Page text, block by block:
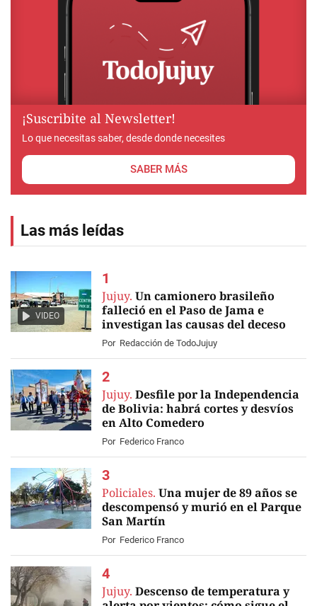
¡Suscribite al Newsletter!
Lo que necesitas saber, desde donde necesites
SABER MÁS
Las más leídas
VIDEO
Jujuy. Un camionero brasileño
falleció en el Paso de Jama e
investigan las causas del deceso
Por Redacción de TodoJujuy
Jujuy. Desfile por la Independencia
de Bolivia: habrá cortes y desvíos
en Alto Comedero
Por Federico Franco
Policiales. Una mujer de 89 años se
descompensó y murió en el Parque
San Martín
Por Federico Franco
Jujuy. Descenso de temperatura y